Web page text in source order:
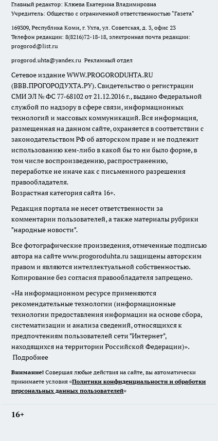
Главный редактор: Клюева Екатерина Владимировна
Учредитель: Общество с ограниченной ответственностью "Газета"
169309, Республика Коми, г. Ухта, ул. Советская, д. 3, офис 23
Телефон редакции: 8(8216)72-18-18, электронная почта редакции:
progorod@list.ru
progorod.uhta@yandex.ru Рекламный отдел
Сетевое издание WWW.PROGORODUHTA.RU
(ВВВ.ПРОГОРОДУХТА.РУ). Свидетельство о регистрации
СМИ ЭЛ № ФС 77-68102 от 21.12.2016 г., выдано Федеральной
службой по надзору в сфере связи, информационных
технологий и массовых коммуникаций. Вся информация,
размещенная на данном сайте, охраняется в соответствии с
законодательством РФ об авторском праве и не подлежит
использованию кем-либо в какой бы то ни было форме, в
том числе воспроизведению, распространению,
переработке не иначе как с письменного разрешения
правообладателя.
Возрастная категория сайта 16+.
Редакция портала не несет ответственности за
комментарии пользователей, а также материалы рубрики
"народные новости".
Все фотографические произведения, отмеченные подписью
автора на сайте www.progoroduhta.ru защищены авторским
правом и являются интеллектуальной собственностью.
Копирование без согласия правообладателя запрещено.
«На информационном ресурсе применяются
рекомендательные технологии (информационные
технологии предоставления информации на основе сбора,
систематизации и анализа сведений, относящихся к
предпочтениям пользователей сети "Интернет",
находящихся на территории Российской Федерации)».
Подробнее
Внимание! Совершая любые действия на сайте, вы автоматически
принимаете условия «Политики конфиденциальности и обработки
персональных данных пользователей»
16+